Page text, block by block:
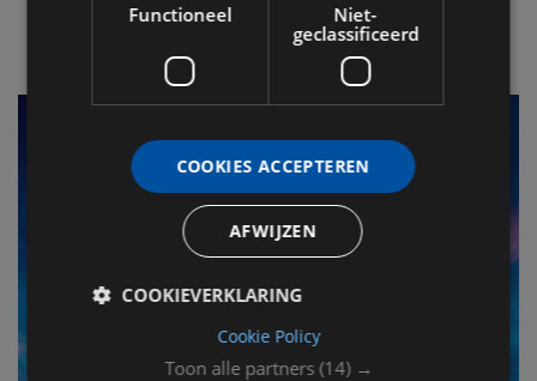
LEES OOK
Toon alle partners (14) →
Functioneel
Niet-
geclassificeerd
COOKIES ACCEPTEREN
AFWIJZEN
COOKIEVERKLARING
Cookie Policy